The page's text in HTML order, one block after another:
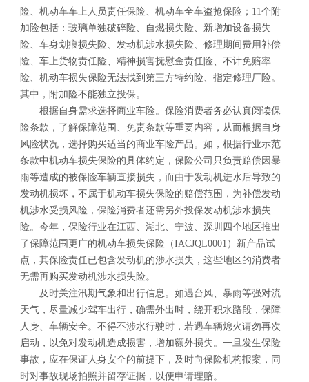
险、机动车车上人员责任保险、机动车全车盗抢保险；11个附
加险包括：玻璃单独破碎险、自燃损失险、新增加设备损失
险、车身划痕损失险、发动机涉水损失险、修理期间费用补偿
险、车上货物责任险、精神损害抚慰金责任险、不计免赔率
险、机动车损失保险无法找到第三方特约险、指定修理厂险。
其中，附加险不能独立投保。
根据自身需求选择商业车险。保险消费者务必认真阅读保
险条款，了解保障范围、免责条款等重要内容，从而根据自身
风险状况，选择购买适当的商业车险产品。如，根据行业示范
条款中机动车损失保险的具体约定，保险公司只负责赔偿因暴
雨等造成的被保险车辆直接损失，而由于发动机进水后导致的
发动机损坏，不属于机动车损失保险的赔偿范围，为补偿发动
机涉水受损风险，保险消费者还需另外投保发动机涉水损失
险。今年，保险行业在江西、湖北、宁波、深圳四个地区推出
了保障范围更广的机动车损失保险（IACJQL0001）新产品试
点，其保险责任已包含发动机的涉水损失，这些地区的消费者
无需再购买发动机涉水损失险。
及时关注汛期气象和出行信息。如遇台风、暴雨等强对流
天气，尽量减少驾车出行，确需外出时，绕开积水路段，保障
人身、车辆安全。不得不涉水行驶时，若遇车辆熄火请勿再次
启动，以免对发动机造成损害，增加额外损失。一旦发生保险
事故，应在保证人身安全的前提下，及时向保险机构报案，同
时对事故现场拍照并留存证据，以便申请理赔。